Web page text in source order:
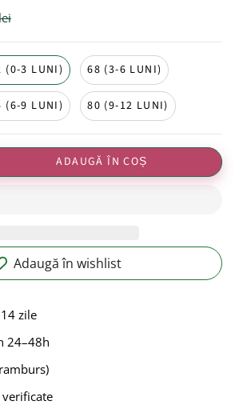
(0-3 LUNI) 68 (3-6 LUNI)
(6-9 LUNI) 80 (9-12 LUNI)
ADAUGĂ ÎN COȘ
Adaugă în wishlist
zile
24–48h
verificate